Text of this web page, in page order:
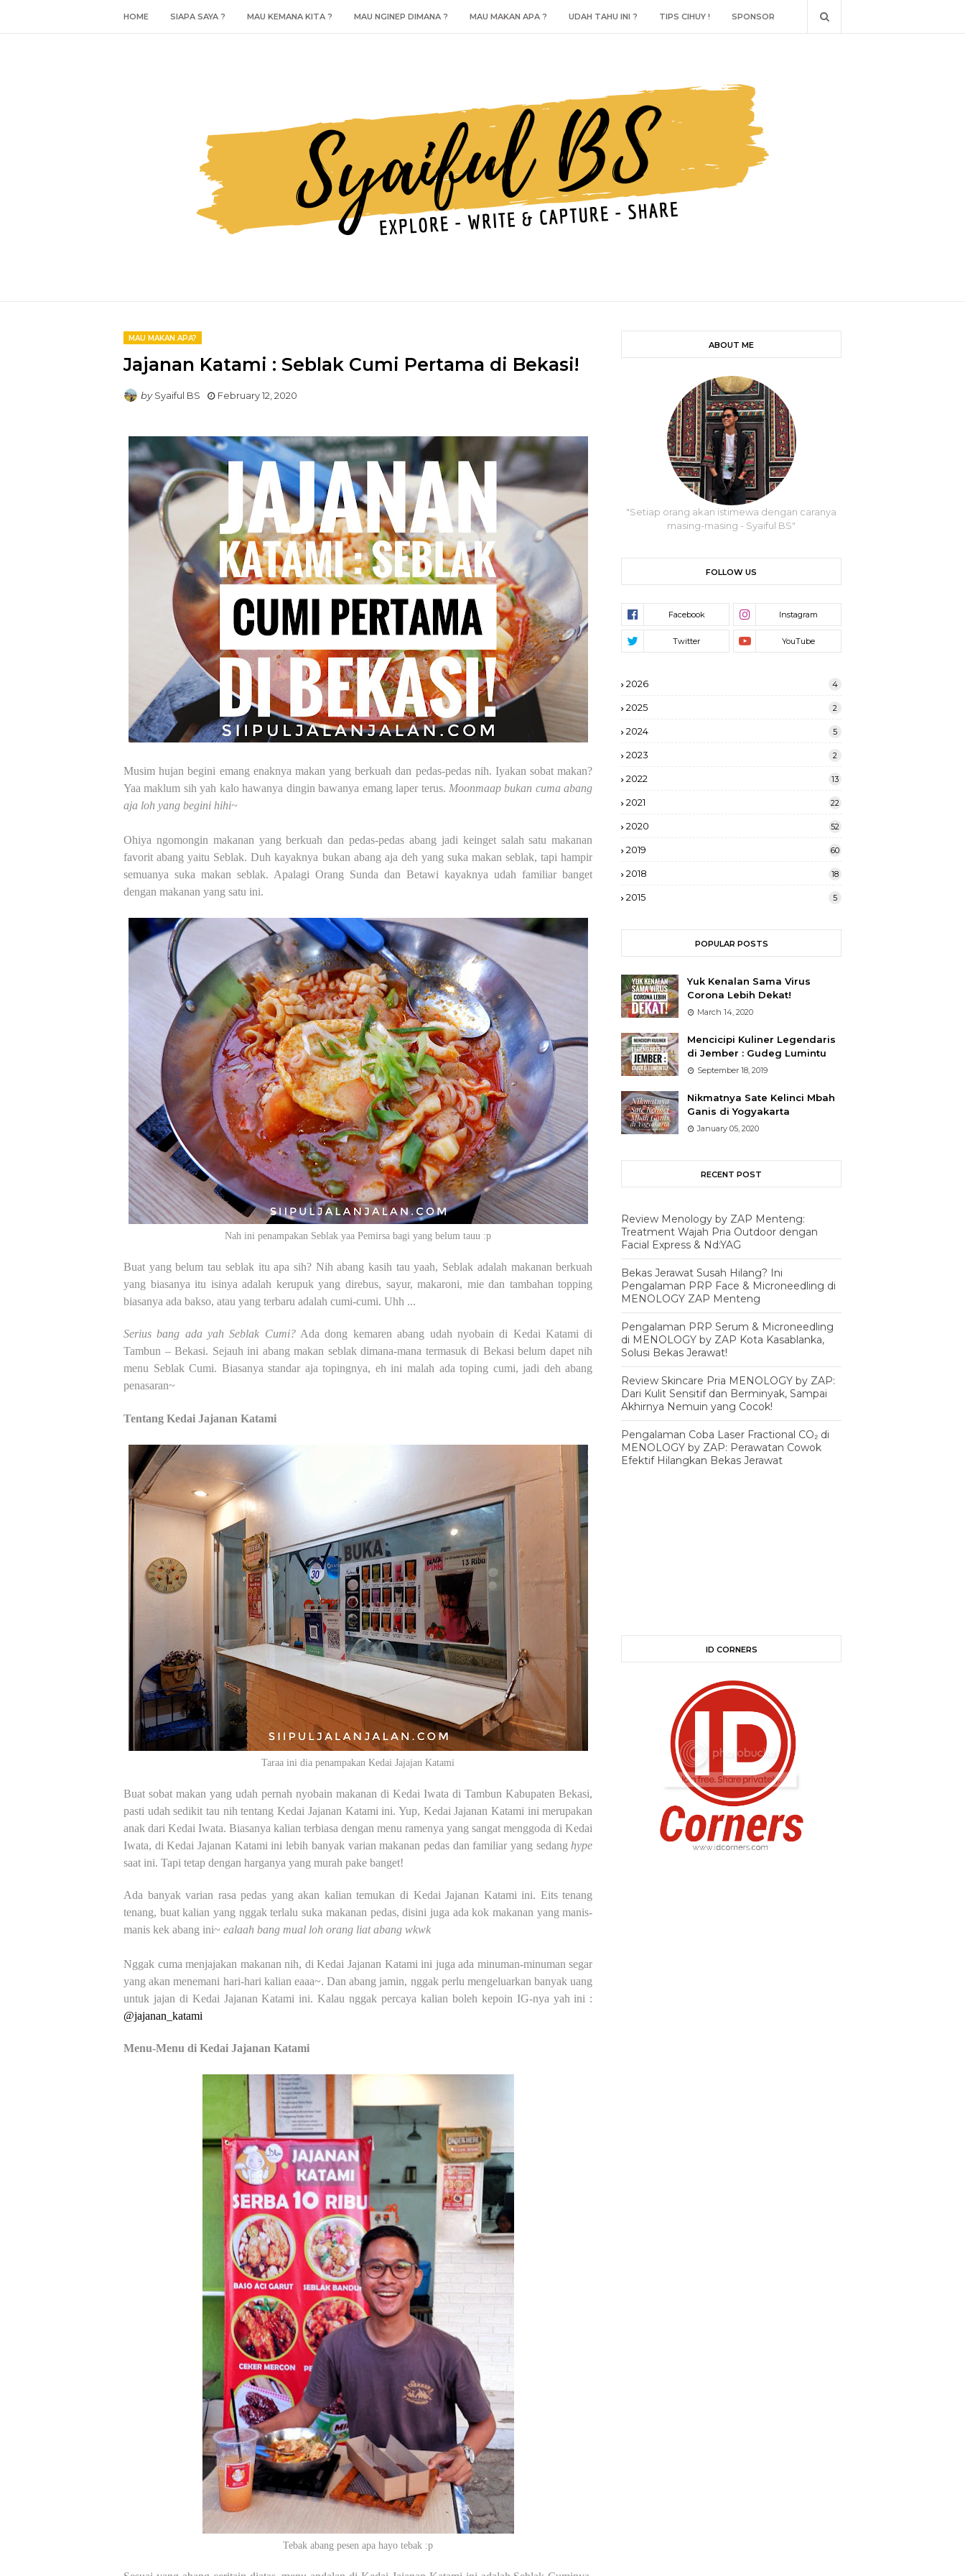
HOME SIAPA SAYA ? MAU KEMANA KITA ? MAU NGINEP DIMANA ? MAU MAKAN APA ? UDAH TAHU INI ? TIPS CIHUY ! SPONSOR
MAU MAKAN APA?
Jajanan Katami : Seblak Cumi Pertama di Bekasi!
by Syaiful BS February 12, 2020
Musim hujan begini emang enaknya makan yang berkuah dan pedas-pedas nih. Iyakan sobat makan?
Yaa maklum sih yah kalo hawanya dingin bawanya emang laper terus. Moonmaap bukan cuma abang
aja loh yang begini hihi~
Ohiya ngomongin makanan yang berkuah dan pedas-pedas abang jadi keinget salah satu makanan
favorit abang yaitu Seblak. Duh kayaknya bukan abang aja deh yang suka makan seblak, tapi hampir
semuanya suka makan seblak. Apalagi Orang Sunda dan Betawi kayaknya udah familiar banget
dengan makanan yang satu ini.
Nah ini penampakan Seblak yaa Pemirsa bagi yang belum tauu :p
Buat yang belum tau seblak itu apa sih? Nih abang kasih tau yaah, Seblak adalah makanan berkuah
yang biasanya itu isinya adalah kerupuk yang direbus, sayur, makaroni, mie dan tambahan topping
biasanya ada bakso, atau yang terbaru adalah cumi-cumi. Uhh ...
Serius bang ada yah Seblak Cumi?Ada dong kemaren abang udah nyobain di Kedai Katami di
Tambun – Bekasi. Sejauh ini abang makan seblak dimana-mana termasuk di Bekasi belum dapet nih
menu Seblak Cumi. Biasanya standar aja topingnya, eh ini malah ada toping cumi, jadi deh abang
penasaran~
Tentang Kedai Jajanan Katami
Taraa ini dia penampakan Kedai Jajajan Katami
Buat sobat makan yang udah pernah nyobain makanan di Kedai Iwata di Tambun Kabupaten Bekasi,
pasti udah sedikit tau nih tentang Kedai Jajanan Katami ini. Yup, Kedai Jajanan Katami ini merupakan
anak dari Kedai Iwata. Biasanya kalian terbiasa dengan menu ramenya yang sangat menggoda di Kedai
Iwata, di Kedai Jajanan Katami ini lebih banyak varian makanan pedas dan familiar yang sedang hype
saat ini. Tapi tetap dengan harganya yang murah pake banget!
Ada banyak varian rasa pedas yang akan kalian temukan di Kedai Jajanan Katami ini. Eits tenang
tenang, buat kalian yang nggak terlalu suka makanan pedas, disini juga ada kok makanan yang manis-
manis kek abang ini~ ealaah bang mual loh orang liat abang wkwk
Nggak cuma menjajakan makanan nih, di Kedai Jajanan Katami ini juga ada minuman-minuman segar
yang akan menemani hari-hari kalian eaaa~. Dan abang jamin, nggak perlu mengeluarkan banyak uang
untuk jajan di Kedai Jajanan Katami ini. Kalau nggak percaya kalian boleh kepoin IG-nya yah ini :
@jajanan_katami
Menu-Menu di Kedai Jajanan Katami
Tebak abang pesen apa hayo tebak :p
ABOUT ME
"Setiap orang akan istimewa dengan caranya
masing-masing - Syaiful BS"
FOLLOW US
2026 4
2025 2
2024 5
2023 2
2022 13
2021 22
2020 52
2019 60
2018 18
2015 5
POPULAR POSTS
Yuk Kenalan Sama Virus
Corona Lebih Dekat!
March 14, 2020
Mencicipi Kuliner Legendaris
di Jember : Gudeg Lumintu
September 18, 2019
Nikmatnya Sate Kelinci Mbah
Ganis di Yogyakarta
January 05, 2020
RECENT POST
Review Menology by ZAP Menteng:
Treatment Wajah Pria Outdoor dengan
Facial Express & Nd:YAG
Bekas Jerawat Susah Hilang? Ini
Pengalaman PRP Face & Microneedling di
MENOLOGY ZAP Menteng
Pengalaman PRP Serum & Microneedling
di MENOLOGY by ZAP Kota Kasablanka,
Solusi Bekas Jerawat!
Review Skincare Pria MENOLOGY by ZAP:
Dari Kulit Sensitif dan Berminyak, Sampai
Akhirnya Nemuin yang Cocok!
Pengalaman Coba Laser Fractional CO₂ di
MENOLOGY by ZAP: Perawatan Cowok
Efektif Hilangkan Bekas Jerawat
ID CORNERS